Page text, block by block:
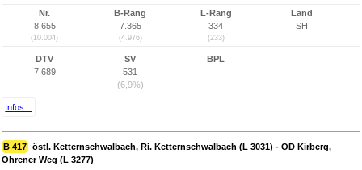
Nr.
8.655
(10.004)
B-Rang
7.365
(4.976)
L-Rang
334
(233)
Land
SH
DTV
7.689
SV
531
(6,9%)
BPL
Infos...
B 417 östl. Ketternschwalbach, Ri. Ketternschwalbach (L 3031) - OD Kirberg,
Ohrener Weg (L 3277)